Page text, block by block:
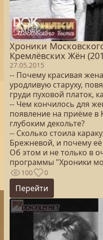
Хроники
Кремлёвских Жён
27.05.2015
-- Почему красивая
уродливую старуху,
груди пуховой платок,
-- Чем кончилось для
появление на приёме в
глубоким декольте?
-- Сколько стоила
Брежневой, и почему
Об этом и не только в
программы "Хроники
100 0
Перейти